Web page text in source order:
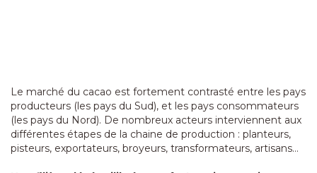
Le marché du cacao est fortement contrasté entre les pays
producteurs (les pays du Sud), et les pays consommateurs
(les pays du Nord). De nombreux acteurs interviennent aux
différentes étapes de la chaine de production : planteurs,
pisteurs, exportateurs, broyeurs, transformateurs, artisans…